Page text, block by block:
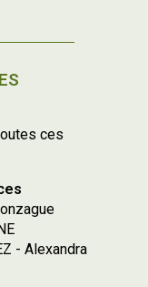
ces
- Alexandra